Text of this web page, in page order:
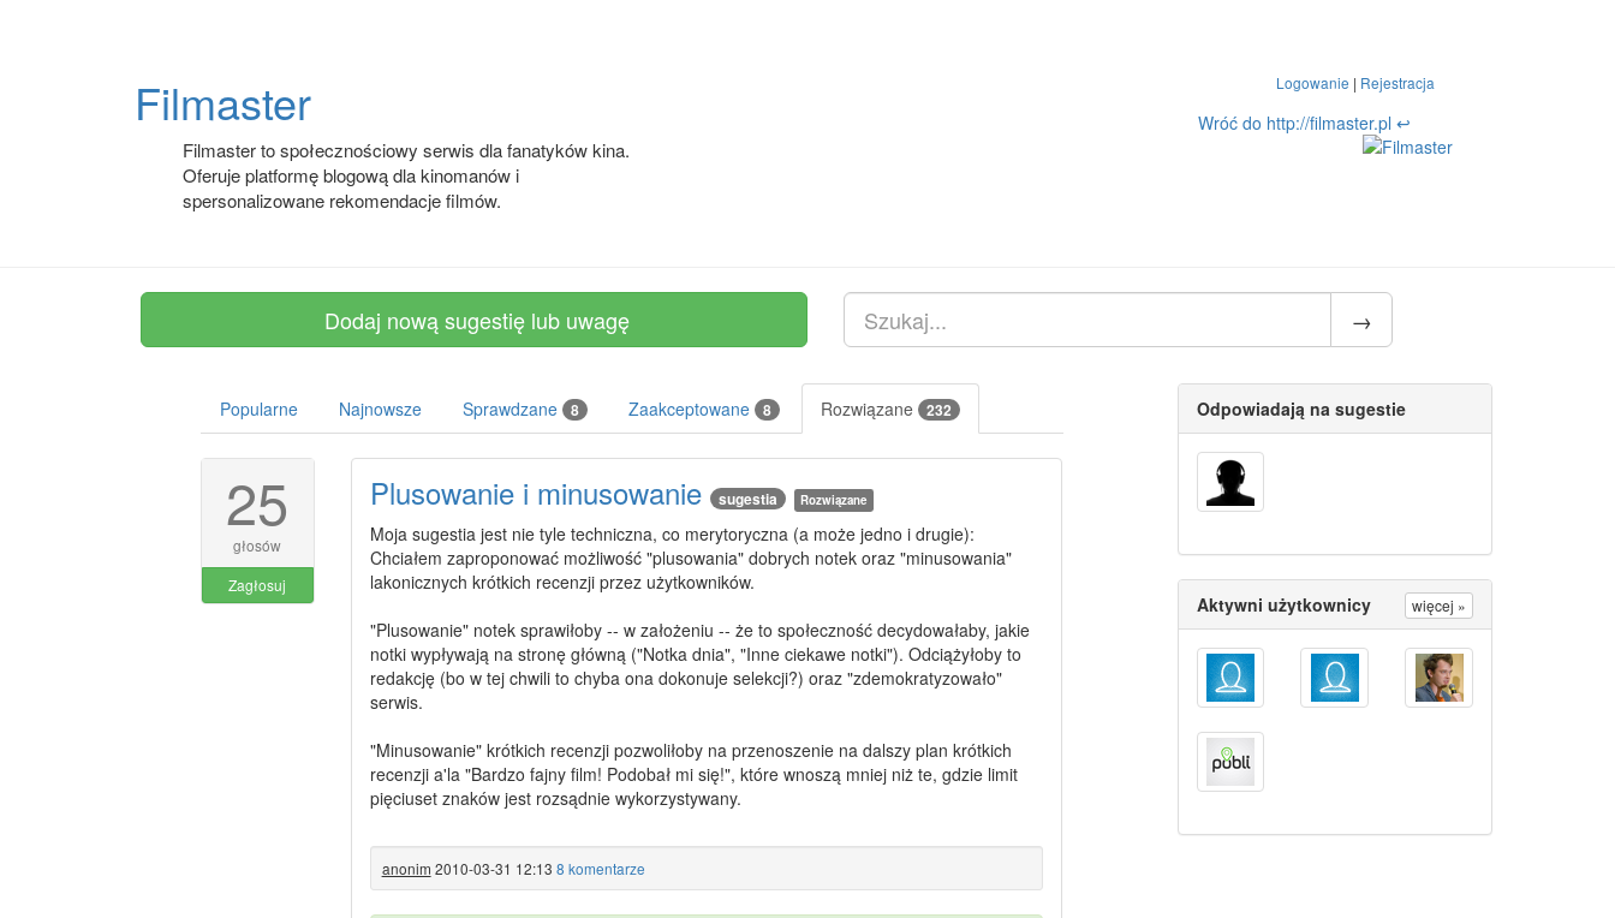
Filmaster
Filmaster to społecznościowy serwis dla fanatyków kina.
Oferuje platformę blogową dla kinomanów i
spersonalizowane rekomendacje filmów.
Logowanie | Rejestracja
Wróć do http://filmaster.pl ↩
Dodaj nową sugestię lub uwagę
Popularne Najnowsze Sprawdzane 8 Zaakceptowane 8 Rozwiązane 232
25
głosów
Zagłosuj
Plusowanie i minusowanie sugestia Rozwiązane
Moja sugestia jest nie tyle techniczna, co merytoryczna (a może jedno i drugie):
Chciałem zaproponować możliwość "plusowania" dobrych notek oraz "minusowania"
lakonicznych krótkich recenzji przez użytkowników.
"Plusowanie" notek sprawiłoby -- w założeniu -- że to społeczność decydowałaby, jakie
notki wypływają na stronę główną ("Notka dnia", "Inne ciekawe notki"). Odciążyłoby to
redakcję (bo w tej chwili to chyba ona dokonuje selekcji?) oraz "zdemokratyzowało"
serwis.
"Minusowanie" krótkich recenzji pozwoliłoby na przenoszenie na dalszy plan krótkich
recenzji a'la "Bardzo fajny film! Podobał mi się!", które wnoszą mniej niż te, gdzie limit
pięciuset znaków jest rozsądnie wykorzystywany.
anonim 2010-03-31 12:13 8 komentarze
Odpowiadają na sugestie
Aktywni użytkownicy więcej »